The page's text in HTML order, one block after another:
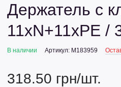
Держатель с
11xN+11xPE /
В наличии Артикул: M183959
318.50 грн/шт.